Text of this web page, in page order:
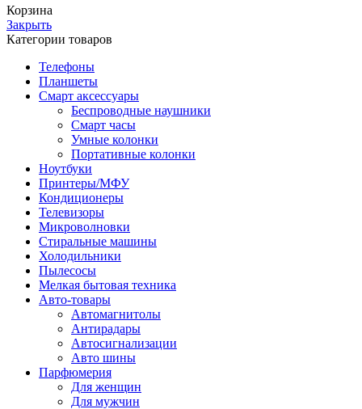
Корзина
Закрыть
Категории товаров
Телефоны
Планшеты
Смарт аксессуары
Беспроводные наушники
Смарт часы
Умные колонки
Портативные колонки
Ноутбуки
Принтеры/МФУ
Кондиционеры
Телевизоры
Микроволновки
Стиральные машины
Холодильники
Пылесосы
Мелкая бытовая техника
Авто-товары
Автомагнитолы
Антирадары
Автосигнализации
Авто шины
Парфюмерия
Для женщин
Для мужчин